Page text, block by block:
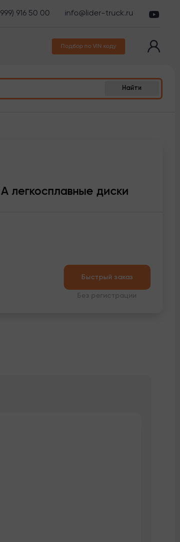
916 50 00 info@lider-truck.ru
Подбор по VIN коду
Найти
легкосплавные диски
Быстрый заказ
Без регистрации